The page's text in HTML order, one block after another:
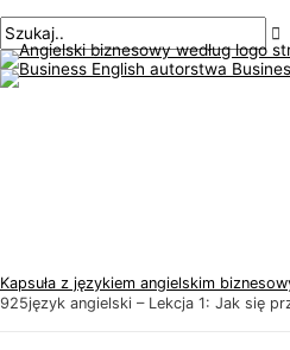
do
treści
główne
Kapsuła z językiem angielskim
925język angielski – Lekcja 1: Jak się
po
wpisach
tutaj..
mail*
T
e
m
ę
S
z
u